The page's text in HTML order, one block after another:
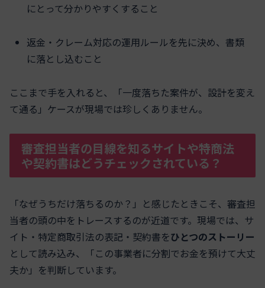
にとって分かりやすくすること
返金・クレーム対応の運用ルールを先に決め、書類
に落とし込むこと
ここまで手を入れると、「一度落ちた案件が、設計を変え
て通る」ケースが現場では珍しくありません。
審査担当者の目線を知るサイトや特商法
や契約書はどうチェックされている？
「なぜうちだけ落ちるのか？」と感じたときこそ、審査担
当者の頭の中をトレースするのが近道です。現場では、サ
イト・特定商取引法の表記・契約書をひとつのストーリー
として読み込み、「この事業者に分割でお金を預けて大丈
夫か」を判断しています。